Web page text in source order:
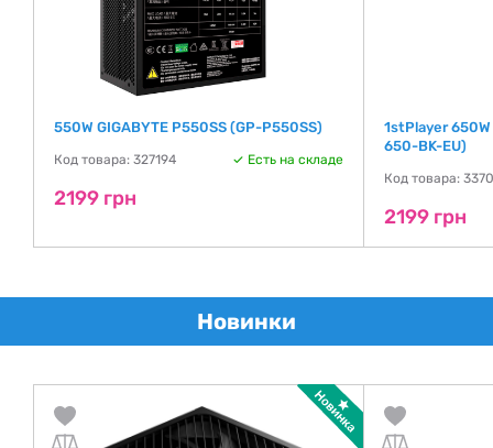
550W GIGABYTE P550SS (GP-P550SS)
Код товара: 327194 Есть на складе
2199 грн
1stPlayer
650-BK-EU)
Код товара:
2199 грн
Новинки